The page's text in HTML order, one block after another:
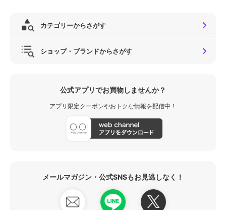
カテゴリーからさがす
ショップ・ブランドからさがす
公式アプリでお買物しませんか？
アプリ限定クーポンやおトクな情報を配信中！
メールマガジン・公式SNSもお見逃しなく！